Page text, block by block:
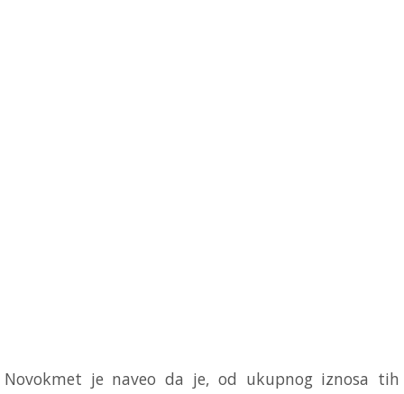
Novokmet je naveo da je, od ukupnog iznosa tih